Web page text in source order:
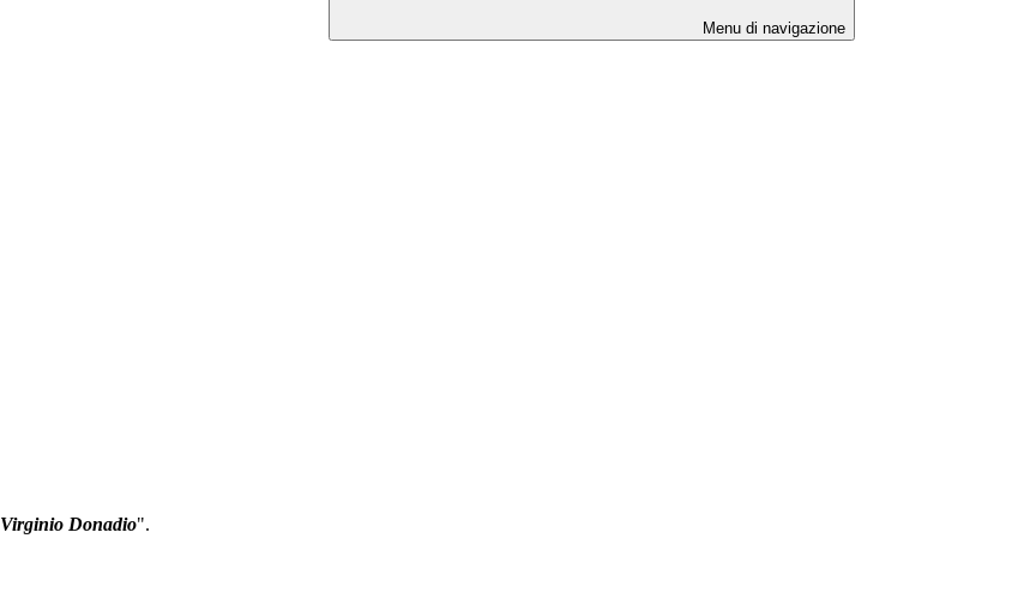
Menu di navigazione
Virginio Donadio".